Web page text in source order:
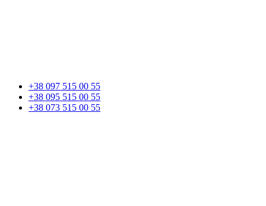
+38 097 515 00 55
+38 095 515 00 55
+38 073 515 00 55